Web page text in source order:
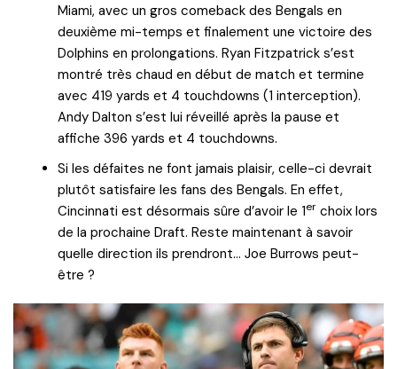
Miami, avec un gros comeback des Bengals en
deuxième mi-temps et finalement une victoire des
Dolphins en prolongations. Ryan Fitzpatrick s’est
montré très chaud en début de match et termine
avec 419 yards et 4 touchdowns (1 interception).
Andy Dalton s’est lui réveillé après la pause et
affiche 396 yards et 4 touchdowns.
Si les défaites ne font jamais plaisir, celle-ci devrait
plutôt satisfaire les fans des Bengals. En effet,
Cincinnati est désormais sûre d’avoir le 1er choix lors
de la prochaine Draft. Reste maintenant à savoir
quelle direction ils prendront… Joe Burrows peut-
être ?